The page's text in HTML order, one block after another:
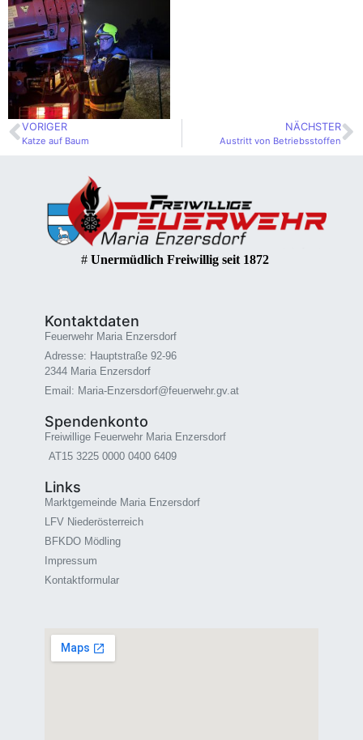
VORIGER
Katze auf Baum
NÄCHSTER
Austritt von Betriebsstoffen
# Unermüdlich Freiwillig seit 1872
Kontaktdaten
Feuerwehr Maria Enzersdorf
Adresse: Hauptstraße 92-96
2344 Maria Enzersdorf
Email: Maria-Enzersdorf@feuerwehr.gv.at
Spendenkonto
Freiwillige Feuerwehr Maria Enzersdorf
AT15 3225 0000 0400 6409
Links
Marktgemeinde Maria Enzersdorf
LFV Niederösterreich
BFKDO Mödling
Impressum
Kontaktformular